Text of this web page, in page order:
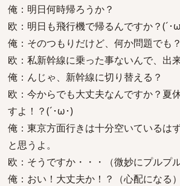
俺：明日何時帰ろうか？
欧：明日も飛行機で帰るんですか？(´･
俺：そのつもりだけど、何か問題でも？
欧：私新幹線に乗った事ないんで、出
俺：んじゃ、新幹線に切り替える？
欧：今からでも大丈夫なんですか？夏
すよ！？(´･ω･)
俺：東京方面行きは十分空いているは
と思うよ。
欧：そうですか・・・（微妙にプルプ
俺：おい！大丈夫か！？（心配になる）